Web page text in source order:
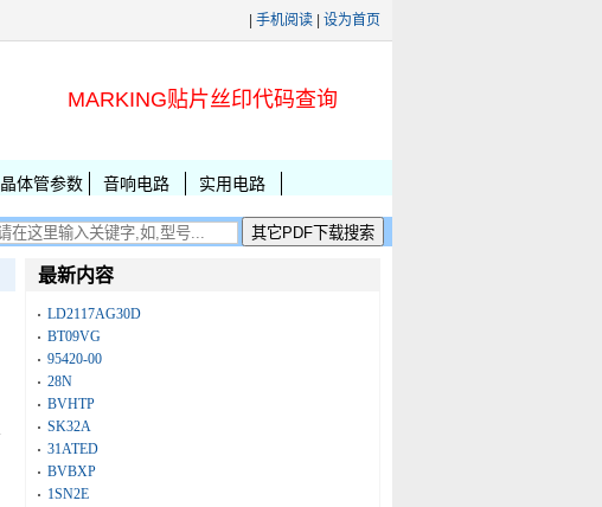
手机阅读 设为首页
MARKING贴片丝印代码查询
晶体管参数 音响电路 实用电路
最新内容
LD2117AG30D
BT09VG
95420-00
28N
BVHTP
SK32A
31ATED
BVBXP
1SN2E